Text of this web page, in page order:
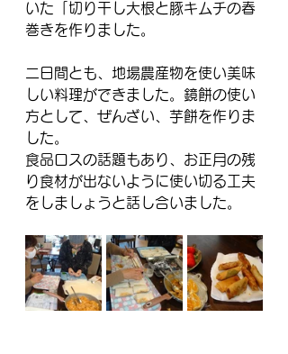
いた「切り干し大根と豚キムチの春
巻きを作りました。
二日間とも、地場農産物を使い美味
しい料理ができました。鏡餅の使い
方として、ぜんざい、芋餅を作りま
した。
食品ロスの話題もあり、お正月の残
り食材が出ないように使い切る工夫
をしましょうと話し合いました。